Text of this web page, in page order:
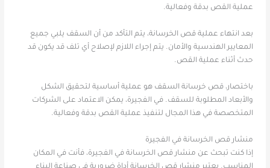
عملية القص بدقة وفعالية.
بعد انتهاء عملية قص الخرسانة، يتم التأكد من أن السقف يلبي جميع
المعايير الهندسية والأمان. يتم إجراء اللازم لإصلاح أي تلف قد يكون قد
حدث أثناء عملية القص.
باختصار، قص خرسانة السقف هو عملية أساسية لتحقيق الشكل
والأبعاد المطلوبة للسقف. في الفجيرة، يمكن الاعتماد على الشركات
المتخصصة في هذا المجال لتنفيذ عملية القص بدقة وفعالية.
منشار قص الخرسانة في الفجيرة
إذا كنت تبحث عن منشار قص الخرسانة في الفجيرة، فأنت في المكان